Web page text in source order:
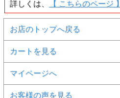
詳しくは、
【 こちらのページ 】
お店のトップへ戻る
カートを見る
マイページへ
お客様の声を見る